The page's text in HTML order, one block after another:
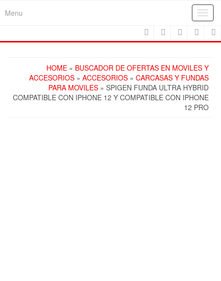
Menu
HOME » BUSCADOR DE OFERTAS EN MOVILES Y
ACCESORIOS » ACCESORIOS » CARCASAS Y FUNDAS
PARA MOVILES » SPIGEN FUNDA ULTRA HYBRID
COMPATIBLE CON IPHONE 12 Y COMPATIBLE CON IPHONE
12 PRO